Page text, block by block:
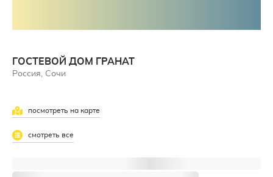
ГОСТЕВОЙ ДОМ ГРАНАТ
Россия, Сочи
посмотреть на карте
смотреть все